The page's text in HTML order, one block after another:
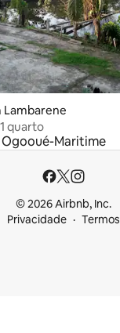
quarto
Ogooué-Maritime
© 2026 Airbnb, Inc.
Privacidade
Termos